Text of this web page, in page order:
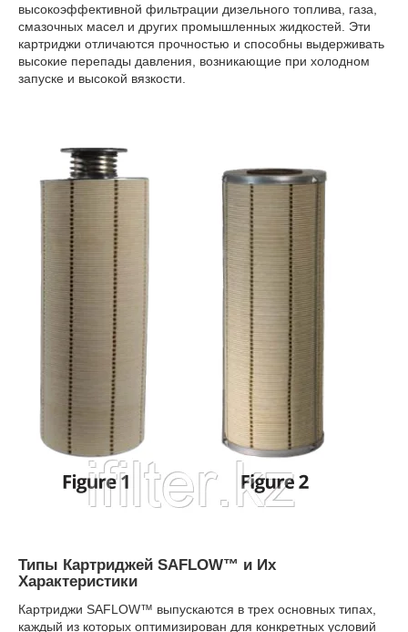
высокоэффективной фильтрации дизельного топлива, газа,
смазочных масел и других промышленных жидкостей. Эти
картриджи отличаются прочностью и способны выдерживать
высокие перепады давления, возникающие при холодном
запуске и высокой вязкости.
Типы Картриджей SAFLOW™ и Их
Характеристики
Картриджи SAFLOW™ выпускаются в трех основных типах,
каждый из которых оптимизирован для конкретных условий